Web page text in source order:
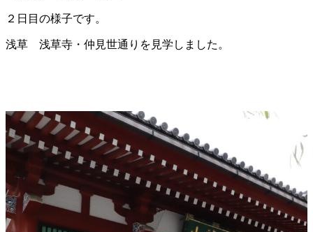
２日目の様子です。
浅草 浅草寺・仲見世通りを見学しました。